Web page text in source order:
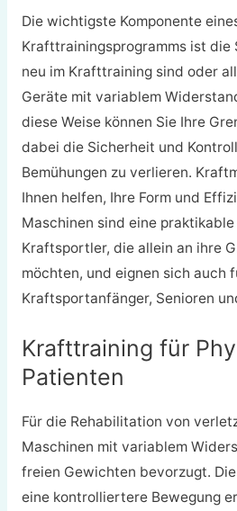
Die wichtigste Komponente
Krafttrainingsprogramms ist die
neu im Krafttraining sind oder
Geräte mit variablem
diese Weise können Sie Ihre
dabei die Sicherheit und
Bemühungen zu verlieren.
Ihnen helfen, Ihre Form und
Maschinen sind eine
Kraftsportler, die allein an ihre
möchten, und eignen sich auch
Kraftsportanfänger, Senioren
Krafttraining für
Patienten
Für die Rehabilitation von
Maschinen mit variablem
freien Gewichten bevorzugt.
eine kontrolliertere Bewegung